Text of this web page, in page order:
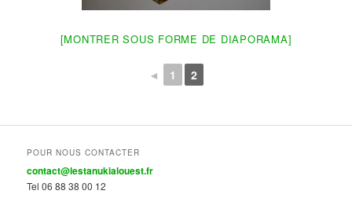
[MONTRER SOUS FORME DE DIAPORAMA]
◄ 1 2
POUR NOUS CONTACTER
contact@lestanukialouest.fr
Tel 06 88 38 00 12